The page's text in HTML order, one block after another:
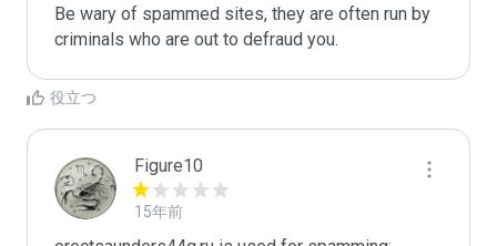
Be wary of spammed sites, they are often run by
criminals who are out to defraud you.
役立つ
Figure10
15年前